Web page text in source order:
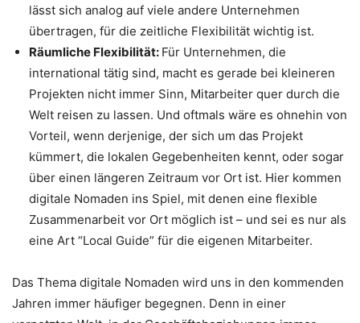
lässt sich analog auf viele andere Unternehmen
übertragen, für die zeitliche Flexibilität wichtig ist.
Räumliche Flexibilität: Für Unternehmen, die
international tätig sind, macht es gerade bei kleineren
Projekten nicht immer Sinn, Mitarbeiter quer durch die
Welt reisen zu lassen. Und oftmals wäre es ohnehin von
Vorteil, wenn derjenige, der sich um das Projekt
kümmert, die lokalen Gegebenheiten kennt, oder sogar
über einen längeren Zeitraum vor Ort ist. Hier kommen
digitale Nomaden ins Spiel, mit denen eine flexible
Zusammenarbeit vor Ort möglich ist – und sei es nur als
eine Art “Local Guide” für die eigenen Mitarbeiter.
Das Thema digitale Nomaden wird uns in den kommenden
Jahren immer häufiger begegnen. Denn in einer